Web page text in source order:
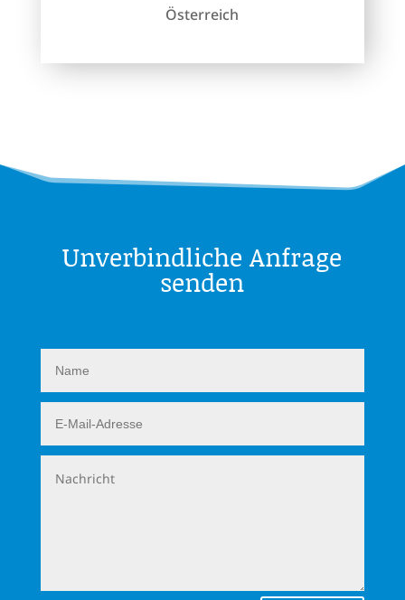
Österreich
Unverbindliche Anfrage
senden